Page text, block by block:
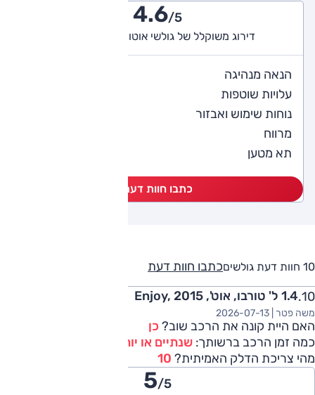
4.6/5
דירוג משוקלל של גולשי אוטו (10 חוות דעת)
הנאה מנהיגה
עלויות שוטפות
נוחות שימוש ואבזור
מרווח
תא מטען
כתבו חוות דעת
10 חוות דעת גולשים כתבו חוות דעת
1.4 ל' טורבו, אוט', Enjoy, 2015
משה פטר | 2026-07-13
האם היית קונה את הרכב שוב? כן
כמה זמן הרכב ברשותך: שנתיים או יותר
מהי צריכת הדלק האמיתית? 10
5/5